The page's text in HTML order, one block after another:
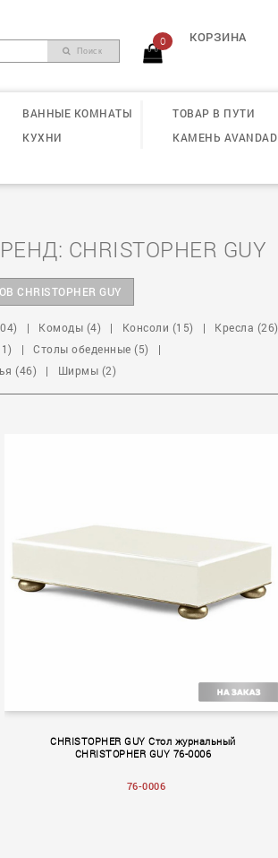
Поиск
0 КОРЗИНА
ВАННЫЕ КОМНАТЫ
КУХНИ
ТОВАР В ПУТИ
КАМЕНЬ AVANDAD
CHRISTOPHER GUY
GUY
| Комоды (4) | Консоли (15) |
Кресла (26)
| Столы обеденные (5)
|
(46) | Ширмы (2)
CHRISTOPHER GUY Стол журнальный
CHRISTOPHER GUY 76-0006
76-0006